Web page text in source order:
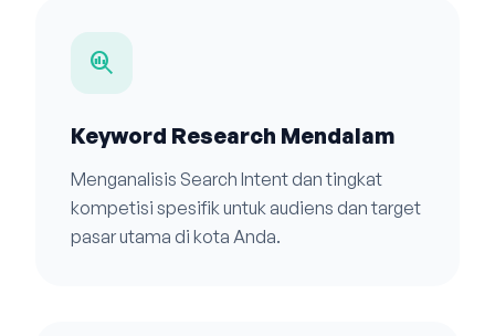
search_insights
Keyword Research Mendalam
Menganalisis Search Intent dan tingkat
kompetisi spesifik untuk audiens dan target
pasar utama di kota Anda.